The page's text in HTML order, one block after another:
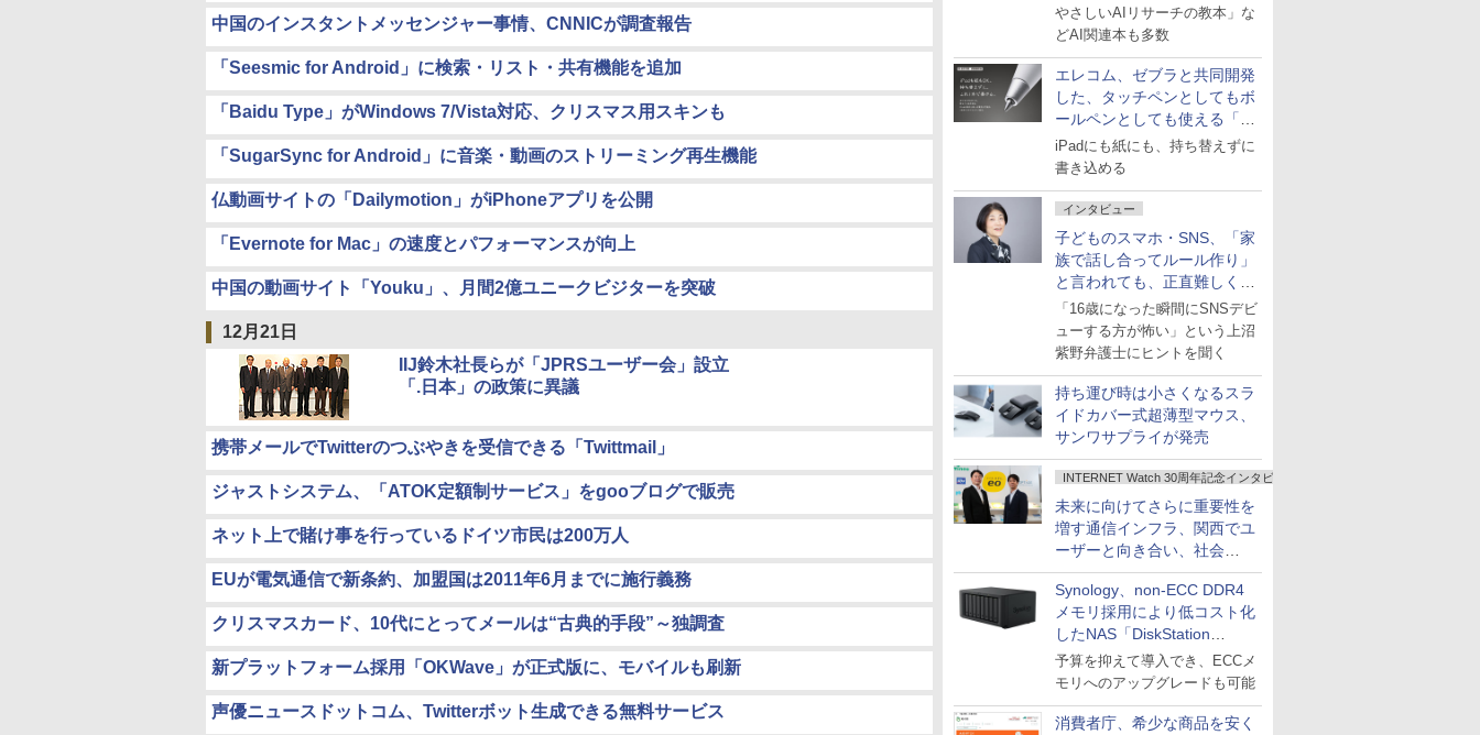
やさしいAIリサーチの教本」な
どAI関連本も多数
エレコム、ゼブラと共同開発
した、タッチペンとしてもボ
ールペンとしても使える「ス
タイラスツーウェイ」発売
iPadにも紙にも、持ち替えずに
書き込める
インタビュー
子どものスマホ・SNS、「家
族で話し合ってルール作り」
と言われても、正直難しくな
いですか？
「16歳になった瞬間にSNSデビ
ューする方が怖い」という上沼
紫野弁護士にヒントを聞く
持ち運び時は小さくなるスラ
イドカバー式超薄型マウス、
サンワサプライが発売
INTERNET Watch 30周年記念インタビュー
未来に向けてさらに重要性を
増す通信インフラ、関西でユ
ーザーと向き合い、社会
の“あたらしい”を起動し続け
る～オプテージ
Synology、non-ECC DDR4
メモリ採用により低コスト化
したNAS「DiskStation
neo+」シリーズ
予算を抑えて導入でき、ECCメ
モリへのアップグレードも可能
消費者庁、希少な商品を安く
中国のインスタントメッセンジャー事情、CNNICが調査報告
「Seesmic for Android」に検索・リスト・共有機能を追加
「Baidu Type」がWindows 7/Vista対応、クリスマス用スキンも
「SugarSync for Android」に音楽・動画のストリーミング再生機能
仏動画サイトの「Dailymotion」がiPhoneアプリを公開
「Evernote for Mac」の速度とパフォーマンスが向上
中国の動画サイト「Youku」、月間2億ユニークビジターを突破
12月21日
IIJ鈴木社長らが「JPRSユーザー会」設立
「.日本」の政策に異議
携帯メールでTwitterのつぶやきを受信できる「Twittmail」
ジャストシステム、「ATOK定額制サービス」をgooブログで販売
ネット上で賭け事を行っているドイツ市民は200万人
EUが電気通信で新条約、加盟国は2011年6月までに施行義務
クリスマスカード、10代にとってメールは“古典的手段”～独調査
新プラットフォーム採用「OKWave」が正式版に、モバイルも刷新
声優ニュースドットコム、Twitterボット生成できる無料サービス